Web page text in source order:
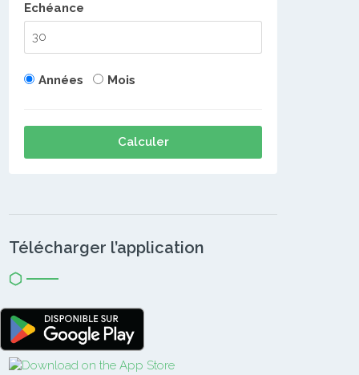
Echéance
Années Mois
Calculer
Télécharger l’application